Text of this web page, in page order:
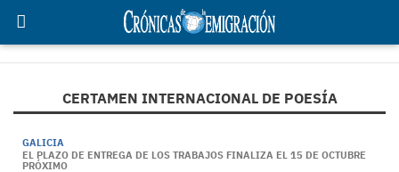
CERTAMEN INTERNACIONAL DE POESÍA
GALICIA
EL PLAZO DE ENTREGA DE LOS TRABAJOS FINALIZA EL 15 DE OCTUBRE
PRÓXIMO